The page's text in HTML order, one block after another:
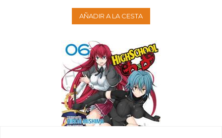
AÑADIR A LA CESTA